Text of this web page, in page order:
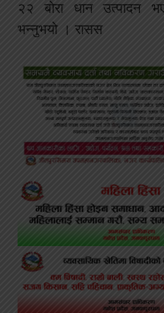
२२ बोरा धान उत्पादन
भन्नुभयो । रासस